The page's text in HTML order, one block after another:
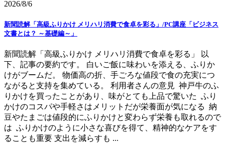
2026/8/6
新聞読解「高級ふりかけ メリハリ消費で食卓を彩る」/PC講座「ビジネス
文書とは？ ～基礎編～」
新聞読解「高級ふりかけ メリハリ消費で食卓を彩る」 以
下、記事の要約です。 白いご飯に味わいを添える、ふりか
けがブームだ。 物価高の折、手ごろな値段で食の充実につ
ながると支持を集めている。 利用者さんの意見 神戸牛のふ
りかけを買ったことがあり、味がとても上品で驚いた ふり
かけのコスパや手軽さはメリットだが栄養面が気になる 納
豆やたまごは値段的にふりかけと変わらず栄養も取れるので
は ふりかけのように小さな喜びを得て、精神的なケアをす
ることも重要 支出を減らすも ...